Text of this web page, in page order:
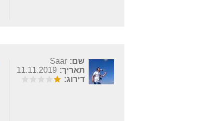
שם: Saar
תאריך: 11.11.2019
דירוג: